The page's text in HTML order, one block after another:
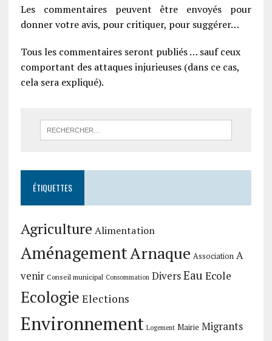
Les commentaires peuvent être envoyés pour
donner votre avis, pour critiquer, pour suggérer…
Tous les commentaires seront publiés … sauf ceux
comportant des attaques injurieuses (dans ce cas,
cela sera expliqué).
ÉTIQUETTES
Agriculture Alimentation
AménagementArnaque Association A
venir Conseil municipal Consommation DiversEau Ecole
Ecologie Elections
Environnement Logement Mairie Migrants